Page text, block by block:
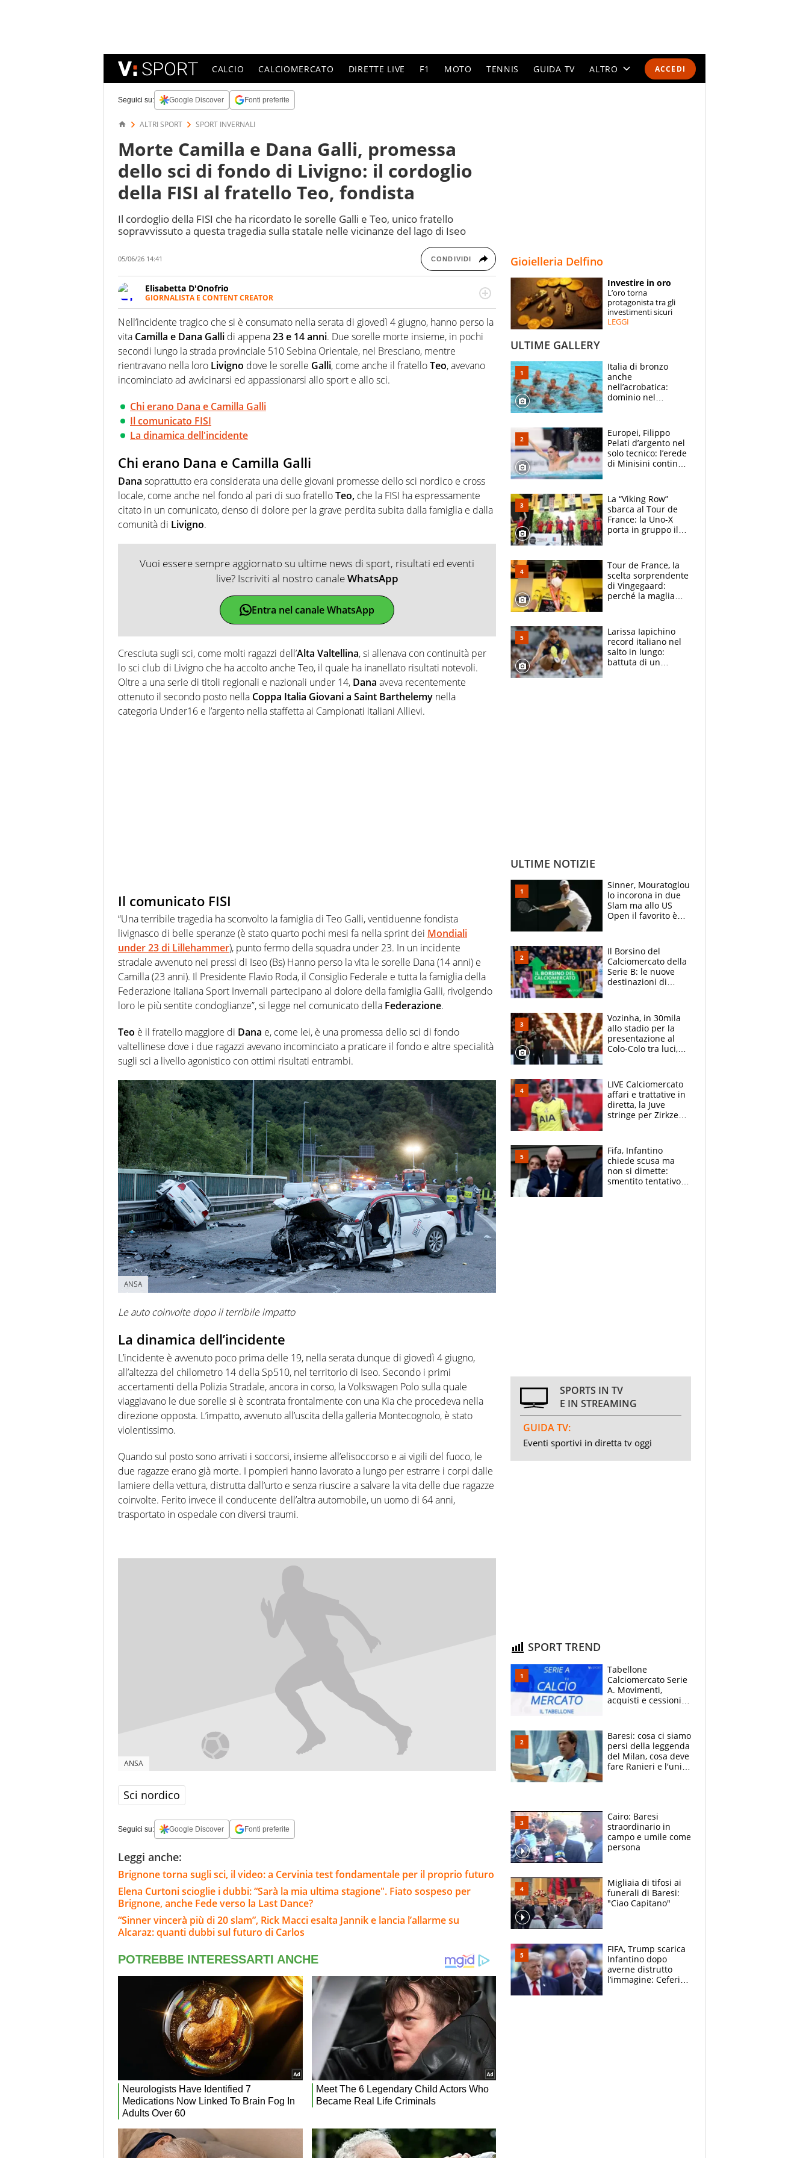
ACCEDI
CALCIO CALCIOMERCATO DIRETTE LIVE F1 MOTO TENNIS GUIDA TV ALTRO
SPECIALI
ESPERTI
Seguici su: Google Discover Fonti preferite
ALTRI SPORT SPORT INVERNALI
Morte Camilla e Dana Galli, promessa
dello sci di fondo di Livigno: il cordoglio
della FISI al fratello Teo, fondista
Il cordoglio della FISI che ha ricordato le sorelle Galli e Teo, unico fratello
sopravvissuto a questa tragedia sulla statale nelle vicinanze del lago di Iseo
05/06/26 14:41 CONDIVIDI
Elisabetta D'Onofrio
GIORNALISTA E CONTENT CREATOR
Giornalista professionista dal 2007, scrive per curiosità personale e necessità:
soprattutto di calcio, di sport e dei suoi protagonisti, concedendosi innocenti evasioni
nell'ambito della creazione di format. Un tempo ala destra, oggi si sente a suo agio nel
ruolo di libero. Cura una classifica riservata dei migliori 5 calciatori di sempre.
Nell’incidente tragico che si è consumato nella serata di giovedì 4 giugno, hanno perso la
vita Camilla e Dana Galli di appena23 e 14 anni. Due sorelle morte insieme, in pochi
secondi lungo la strada provinciale 510 Sebina Orientale, nel Bresciano, mentre
rientravano nella loro Livigno dove le sorelle Galli, come anche il fratelloTeo, avevano
incominciato ad avvicinarsi ed appassionarsi allo sport e allo sci.
Chi erano Dana e Camilla Galli
Il comunicato FISI
La dinamica dell'incidente
Chi erano Dana e Camilla Galli
Dana soprattutto era considerata una delle giovani promesse dello sci nordico e cross
locale, come anche nel fondo al pari di suo fratelloTeo, che la FISI ha espressamente
citato in un comunicato, denso di dolore per la grave perdita subita dalla famiglia e dalla
comunità di Livigno.
Vuoi essere sempre aggiornato su ultime news di sport, risultati ed eventi
live? Iscriviti al nostro canaleWhatsApp
Entra nel canale WhatsApp
Cresciuta sugli sci, come molti ragazzi dell’Alta Valtellina, si allenava con continuità per
lo sci club di Livigno che ha accolto anche Teo, il quale ha inanellato risultati notevoli.
Oltre a una serie di titoli regionali e nazionali under 14, Dana aveva recentemente
ottenuto il secondo posto nella Coppa Italia Giovani a Saint Barthelemy nella
categoria Under16 e l’argento nella staffetta ai Campionati italiani Allievi.
Il comunicato FISI
“Una terribile tragedia ha sconvolto la famiglia di Teo Galli, ventiduenne fondista
livignasco di belle speranze (è stato quarto pochi mesi fa nella sprint dei Mondiali
under 23 di Lillehammer), punto fermo della squadra under 23. In un incidente
stradale avvenuto nei pressi di Iseo (Bs) Hanno perso la vita le sorelle Dana (14 anni) e
Camilla (23 anni). Il Presidente Flavio Roda, il Consiglio Federale e tutta la famiglia della
Federazione Italiana Sport Invernali partecipano al dolore della famiglia Galli, rivolgendo
loro le più sentite condoglianze”, si legge nel comunicato della Federazione.
Teo è il fratello maggiore di Dana e, come lei, è una promessa dello sci di fondo
valtellinese dove i due ragazzi avevano incominciato a praticare il fondo e altre specialità
sugli sci a livello agonistico con ottimi risultati entrambi.
ANSA
Le auto coinvolte dopo il terribile impatto
La dinamica dell’incidente
L’incidente è avvenuto poco prima delle 19, nella serata dunque di giovedì 4 giugno,
all’altezza del chilometro 14 della Sp510, nel territorio di Iseo. Secondo i primi
accertamenti della Polizia Stradale, ancora in corso, la Volkswagen Polo sulla quale
viaggiavano le due sorelle si è scontrata frontalmente con una Kia che procedeva nella
direzione opposta. L’impatto, avvenuto all’uscita della galleria Montecognolo, è stato
violentissimo.
Quando sul posto sono arrivati i soccorsi, insieme all’elisoccorso e ai vigili del fuoco, le
due ragazze erano già morte. I pompieri hanno lavorato a lungo per estrarre i corpi dalle
lamiere della vettura, distrutta dall’urto e senza riuscire a salvare la vita delle due ragazze
coinvolte. Ferito invece il conducente dell’altra automobile, un uomo di 64 anni,
trasportato in ospedale con diversi traumi.
ANSA
Sci nordico
Seguici su: Google Discover Fonti preferite
Leggi anche:
Brignone torna sugli sci, il video: a Cervinia test fondamentale per il proprio futuro
Elena Curtoni scioglie i dubbi: “Sarà la mia ultima stagione". Fiato sospeso per
Brignone, anche Fede verso la Last Dance?
“Sinner vincerà più di 20 slam”, Rick Macci esalta Jannik e lancia l’allarme su
Alcaraz: quanti dubbi sul futuro di Carlos
Gioielleria Delfino
Investire in oro
L’oro torna
protagonista tra gli
investimenti sicuri
LEGGI
ULTIME GALLERY
Italia di bronzo
anche
nell’acrobatica:
dominio nel
e compagni
continuare
Europei, Filippo
Pelati d’argento nel
solo tecnico: l’erede
di Minisini continua
mirino
La “Viking Row”
sbarca al Tour de
France: la Uno-X
porta in gruppo il
compagni
Tour de France, la
scelta sorprendente
di Vingegaard:
perché la maglia
rischio da evitare
Larissa Iapichino
record italiano nel
salto in lungo:
battuta di un
ULTIME NOTIZIE
Sinner, Mouratoglou
lo incorona in due
Slam ma allo US
Open il favorito è
museo
Il Borsino del
Calciomercato della
Serie B: le nuove
destinazioni di
Vozinha, in 30mila
allo stadio per la
presentazione al
Colo-Colo tra luci,
LIVE Calciomercato
affari e trattative in
diretta, la Juve
stringe per Zirkzee,
Napoli-Lukaku
Fifa, Infantino
chiede scusa ma
non si dimette:
smentito tentativo di
SPORTS IN TV
E IN STREAMING
GUIDA TV:
Eventi sportivi in diretta tv oggi
SPORT TREND
Tabellone
Calciomercato Serie
A. Movimenti,
acquisti e cessioni:
Baresi: cosa ci siamo
persi della leggenda
del Milan, cosa deve
fare Ranieri e l'unico
Cairo: Baresi
straordinario in
campo e umile come
persona
Migliaia di tifosi ai
funerali di Baresi:
"Ciao Capitano"
FIFA, Trump scarica
Infantino dopo
averne distrutto
l’immagine: Ceferin